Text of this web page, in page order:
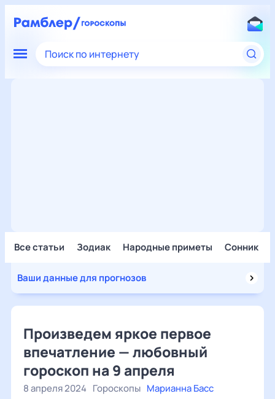
Поиск по интернету
Все статьи Зодиак Народные приметы Сонник
Ваши данные для прогнозов
Произведем яркое первое
впечатление — любовный
гороскоп на 9 апреля
8 апреля 2024 Гороскопы Марианна Басс